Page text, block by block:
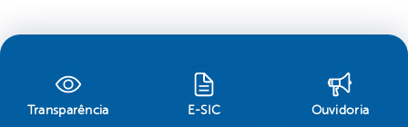
Transparência E-SIC Ouvidoria